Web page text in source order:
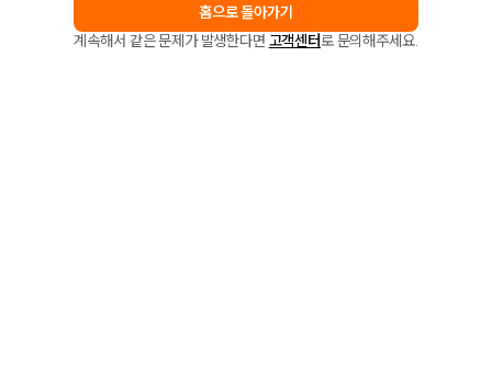
홈으로 돌아가기
계속해서 같은 문제가 발생한다면 고객센터로 문의해주세요.